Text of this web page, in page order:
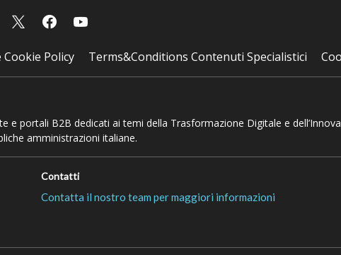
Cookie Policy Terms&Conditions Contenuti Specialistici
e portali B2B dedicati ai temi della Trasformazione Digitale e
amministrazioni italiane.
Contatti
Contatta il nostro team per maggiori informazioni